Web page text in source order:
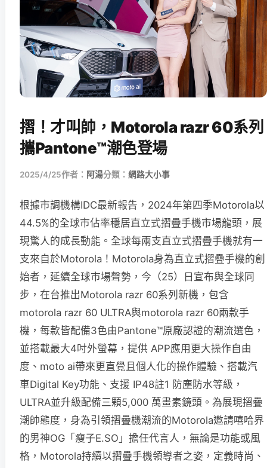
摺！才叫帥，Motorola razr 60系列
攜Pantone™潮色登場
2025/4/25作者： 阿湯分類： 網路大小事
根據市調機構IDC最新報告，2024年第四季Motorola以
44.5%的全球市佔率穩居直立式摺疊手機市場龍頭，展
現驚人的成長動能。全球每兩支直立式摺疊手機就有一
支來自於Motorola！Motorola身為直立式摺疊手機的創
始者，延續全球市場聲勢，今（25）日宣布與全球同
步，在台推出Motorola razr 60系列新機，包含
motorola razr 60 ULTRA與motorola razr 60兩款手
機，每款皆配備3色由Pantone™原廠認證的潮流選色，
並搭載最大4吋外螢幕，提供 APP應用更大操作自由
度、moto ai帶來更直覺且個人化的操作體驗、搭載汽
車Digital Key功能、支援 IP48註1 防塵防水等級，
ULTRA並升級配備三顆5,000 萬畫素鏡頭。為展現摺疊
潮帥態度，身為引領摺疊機潮流的Motorola邀請嘻哈界
的男神OG「瘦子E.SO」擔任代言人，無論是功能或風
格，Motorola持續以摺疊手機領導者之姿，定義時尚、